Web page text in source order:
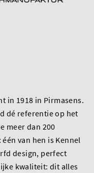
in 1918 in Pirmasens.
dé referentie op het
meer dan 200
van hen is Kennel
design, perfect
kwaliteit: dit alles